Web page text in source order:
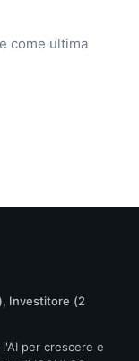
come ultima
Investitore (2
per crescere e